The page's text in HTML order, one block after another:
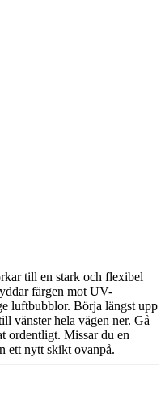
till en stark och flexibel
färgen mot UV-
luftbubblor. Börja längst upp
vänster hela vägen ner. Gå
ordentligt. Missar du en
ett nytt skikt ovanpå.